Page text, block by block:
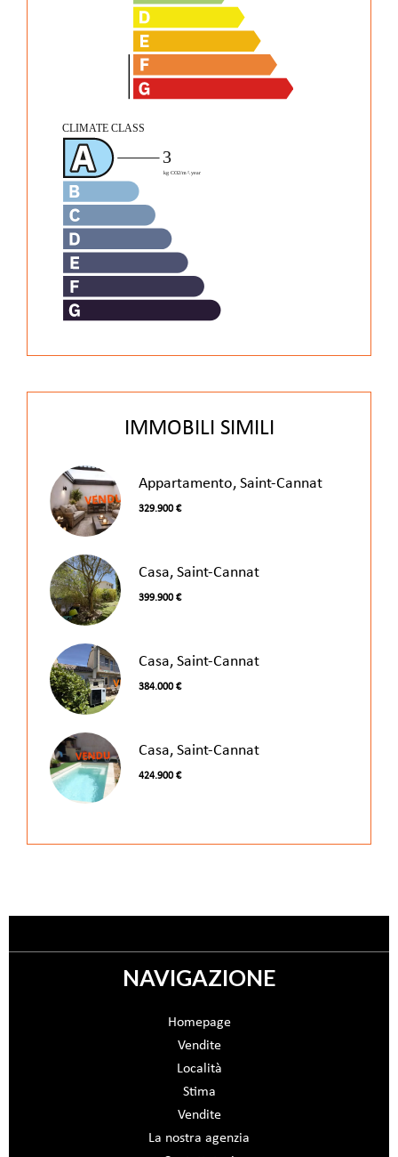
IMMOBILI SIMILI
Appartamento, Saint-Cannat
329.900 €
Casa, Saint-Cannat
399.900 €
Casa, Saint-Cannat
384.000 €
Casa, Saint-Cannat
424.900 €
NAVIGAZIONE
Homepage
Vendite
Località
Stima
Vendite
La nostra agenzia